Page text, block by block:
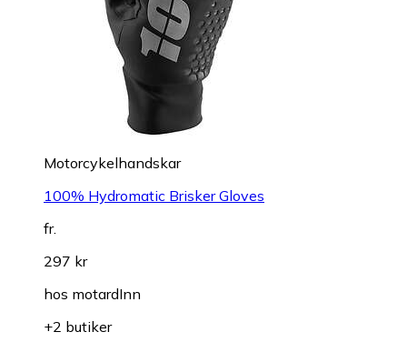
Motorcykelhandskar
100% Hydromatic Brisker Gloves
fr.
297 kr
hos motardInn
+2 butiker